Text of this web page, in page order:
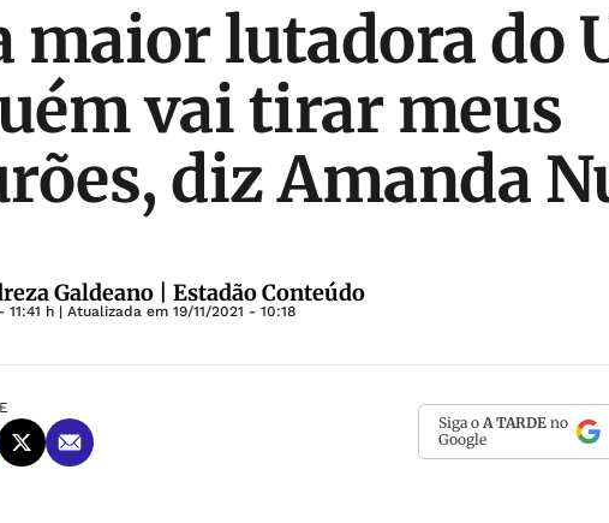
maior lutadora do
vai tirar meus
diz Amanda
Galdeano | Estadão Conteúdo
11:41 h | Atualizada em 19/11/2021 - 10:18
Siga o A TARDE no
Google